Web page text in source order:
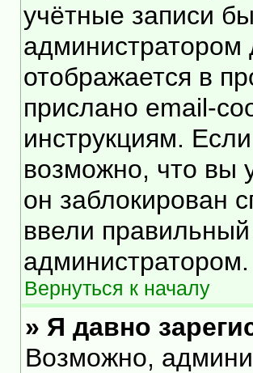
учётные записи
отображается в
прислано email-
инструкциям.
возможно, что вы
он заблокирован
ввели
администратором.
Вернуться к началу
» Я давно
Возможно,